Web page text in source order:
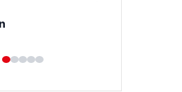
Bürosu